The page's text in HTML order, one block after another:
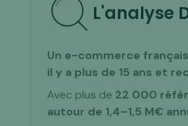
L'analyse
Un e-commerce
il y a plus de 15 ans et
Avec plus de 22 000
autour de 1,4–1,5 M€